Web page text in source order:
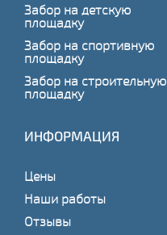
Забор на детскую
площадку
Забор на спортивную
площадку
Забор на строительную
площадку
ИНФОРМАЦИЯ
Цены
Наши работы
Отзывы